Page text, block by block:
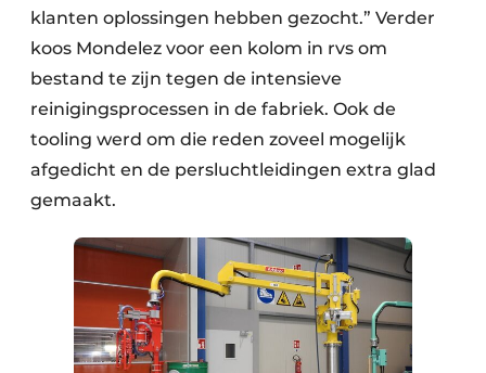
klanten oplossingen hebben gezocht.” Verder
koos Mondelez voor een kolom in rvs om
bestand te zijn tegen de intensieve
reinigingsprocessen in de fabriek. Ook de
tooling werd om die reden zoveel mogelijk
afgedicht en de persluchtleidingen extra glad
gemaakt.